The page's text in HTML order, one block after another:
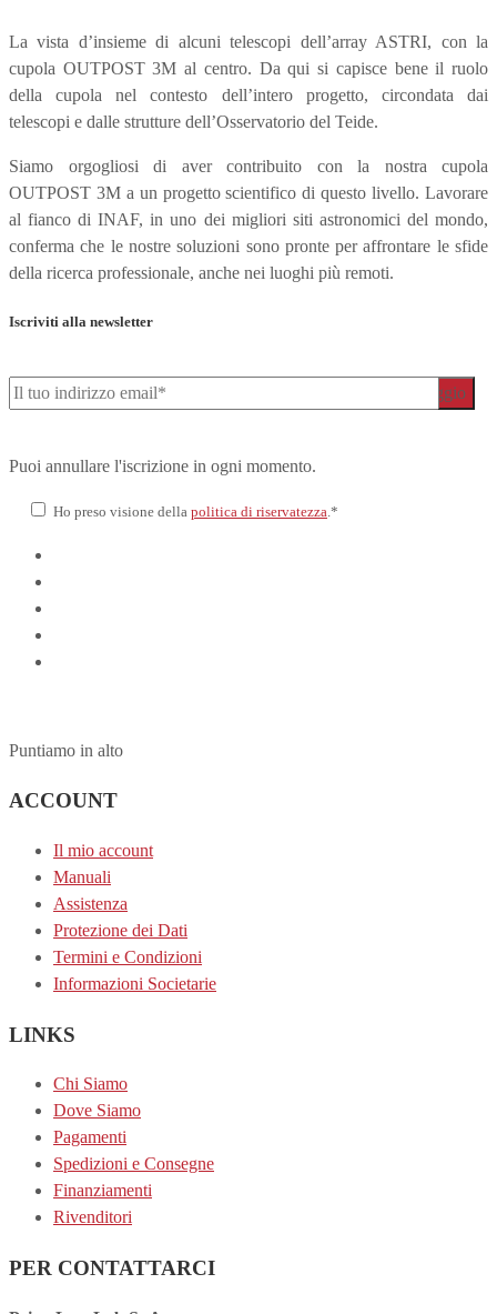
La vista d’insieme di alcuni telescopi dell’array ASTRI, con la
cupola OUTPOST 3M al centro. Da qui si capisce bene il ruolo
della cupola nel contesto dell’intero progetto, circondata dai
telescopi e dalle strutture dell’Osservatorio del Teide.
Siamo orgogliosi di aver contribuito con la nostra cupola
OUTPOST 3M a un progetto scientifico di questo livello. Lavorare
al fianco di INAF, in uno dei migliori siti astronomici del mondo,
conferma che le nostre soluzioni sono pronte per affrontare le sfide
della ricerca professionale, anche nei luoghi più remoti.
Iscriviti alla newsletter
Puoi annullare l'iscrizione in ogni momento.
Ho preso visione della politica di riservatezza .*
Puntiamo in alto
ACCOUNT
Il mio account
Manuali
Assistenza
Protezione dei Dati
Termini e Condizioni
Informazioni Societarie
LINKS
Chi Siamo
Dove Siamo
Pagamenti
Spedizioni e Consegne
Finanziamenti
Rivenditori
PER CONTATTARCI